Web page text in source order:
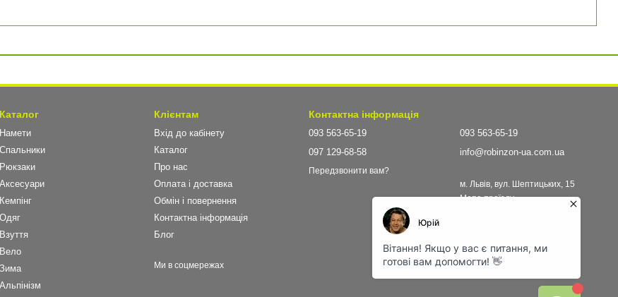
Каталог
Намети
Спальники
Рюкзаки
Аксесуари
Кемпінг
Одяг
Взуття
Вело
Зима
Альпінізм
Клієнтам
Вхід до кабінету
Каталог
Про нас
Оплата і доставка
Обмін і повернення
Контактна інформація
Блог
Ми в соцмережах
Контактна інформація
093 563-65-19
097 129-68-58
Передзвонити вам?
093 563-65-19
info@robinzon-ua.com.ua
м. Львів, вул. Шептицьких, 15
Мапа проїзду